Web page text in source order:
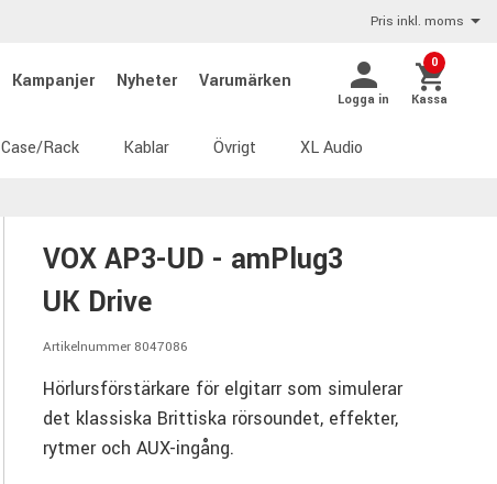
Pris inkl. moms
Kampanjer Nyheter Varumärken
Logga in
0
Kassa
Case/Rack Kablar Övrigt XL Audio
VOX AP3-UD - amPlug3
UK Drive
Artikelnummer 8047086
Hörlursförstärkare för elgitarr som simulerar
det klassiska Brittiska rörsoundet, effekter,
rytmer och AUX-ingång.